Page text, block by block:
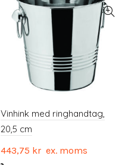
Vinhink med ringhandtag,
20,5 cm
443,75 kr ex. moms